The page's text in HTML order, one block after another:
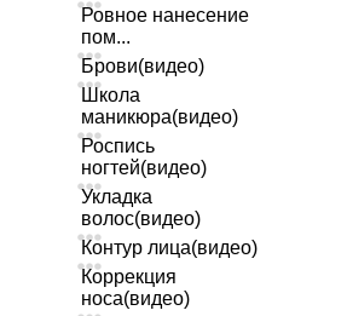
Ровное нанесение
пом...
Брови(видео)
Школа
маникюра(видео)
Роспись
ногтей(видео)
Укладка
волос(видео)
Контур лица(видео)
Коррекция
носа(видео)